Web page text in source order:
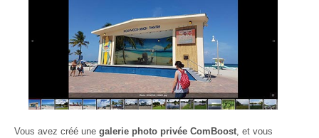
Vous avez créé une galerie photo privée ComBoost, et vous